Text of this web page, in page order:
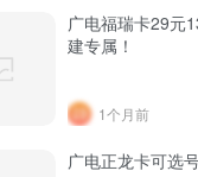
广电福瑞卡29元
建专属！
1个月前
广电正龙卡可选